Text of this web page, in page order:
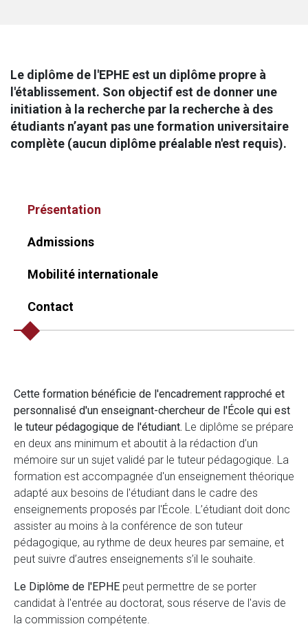
Le diplôme de l'EPHE est un diplôme propre à
l'établissement. Son objectif est de donner une
initiation à la recherche par la recherche à des
étudiants n’ayant pas une formation universitaire
complète (aucun diplôme préalable n'est requis).
Présentation
Admissions
Mobilité internationale
Contact
Cette formation bénéficie de l'encadrement rapproché et
personnalisé d'un enseignant-chercheur de l'École qui est
le tuteur pédagogique de l'étudiant. Le diplôme se prépare
en deux ans minimum et aboutit à la rédaction d’un
mémoire sur un sujet validé par le tuteur pédagogique. La
formation est accompagnée d'un enseignement théorique
adapté aux besoins de l'étudiant dans le cadre des
enseignements proposés par l'École. L’étudiant doit donc
assister au moins à la conférence de son tuteur
pédagogique, au rythme de deux heures par semaine, et
peut suivre d’autres enseignements s’il le souhaite.
Le Diplôme de l'EPHE peut permettre de se porter
candidat à l'entrée au doctorat, sous réserve de l'avis de
la commission compétente.